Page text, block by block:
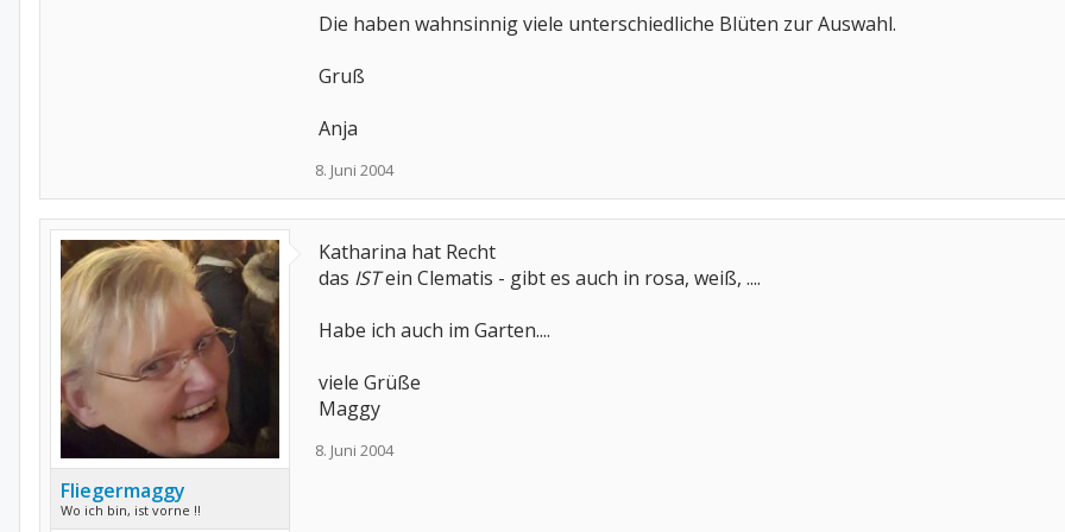
Die haben wahnsinnig viele unterschiedliche Blüten zur Auswahl.
Gruß
Anja
8. Juni 2004
Fliegermaggy
Wo ich bin, ist vorne !!
Katharina hat Recht
das ISTein Clematis - gibt es auch in rosa, weiß, ....
Habe ich auch im Garten....
viele Grüße
Maggy
8. Juni 2004